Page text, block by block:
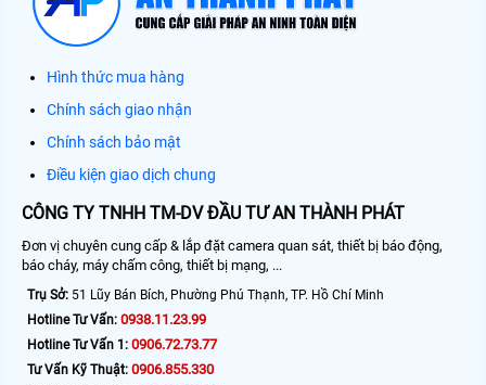
Hình thức mua hàng
Chính sách giao nhận
Chính sách bảo mật
Điều kiện giao dịch chung
CÔNG TY TNHH TM-DV ĐẦU TƯ AN THÀNH PHÁT
Đơn vị chuyên cung cấp & lắp đặt camera quan sát, thiết bị báo động,
báo cháy, máy chấm công, thiết bị mạng, ...
Trụ Sở: 51 Lũy Bán Bích, Phường Phú Thạnh, TP. Hồ Chí Minh
Hotline Tư Vấn: 0938.11.23.99
Hotline Tư Vấn 1: 0906.72.73.77
Tư Vấn Kỹ Thuật: 0906.855.330